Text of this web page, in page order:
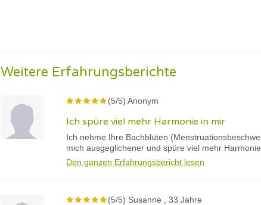
Weitere Erfahrungsberichte
(5/5) Anonym
Ich spüre viel mehr Harmonie in mir
Ich nehme Ihre Bachblüten
mich ausgeglichener und spüre viel mehr
Den ganzen Erfahrungsbericht lesen
(5/5) Susanne , 33 Jahre